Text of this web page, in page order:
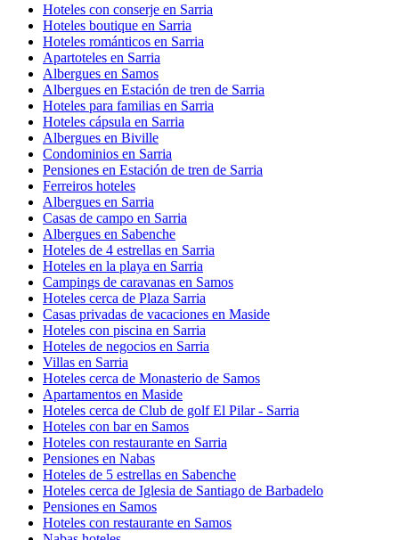
Hoteles con conserje en Sarria
Hoteles boutique en Sarria
Hoteles románticos en Sarria
Apartoteles en Sarria
Albergues en Samos
Albergues en Estación de tren de Sarria
Hoteles para familias en Sarria
Hoteles cápsula en Sarria
Albergues en Biville
Condominios en Sarria
Pensiones en Estación de tren de Sarria
Ferreiros hoteles
Albergues en Sarria
Casas de campo en Sarria
Albergues en Sabenche
Hoteles de 4 estrellas en Sarria
Hoteles en la playa en Sarria
Campings de caravanas en Samos
Hoteles cerca de Plaza Sarria
Casas privadas de vacaciones en Maside
Hoteles con piscina en Sarria
Hoteles de negocios en Sarria
Villas en Sarria
Hoteles cerca de Monasterio de Samos
Apartamentos en Maside
Hoteles cerca de Club de golf El Pilar - Sarria
Hoteles con bar en Samos
Hoteles con restaurante en Sarria
Pensiones en Nabas
Hoteles de 5 estrellas en Sabenche
Hoteles cerca de Iglesia de Santiago de Barbadelo
Pensiones en Samos
Hoteles con restaurante en Samos